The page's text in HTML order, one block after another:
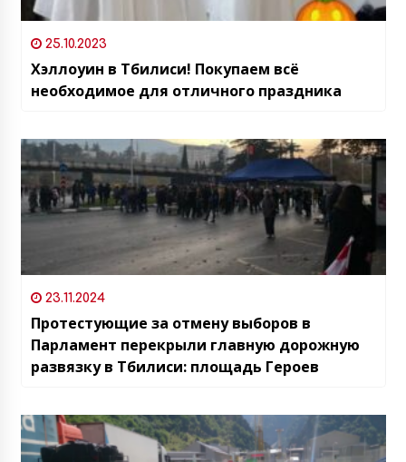
25.10.2023
Хэллоуин в Тбилиси! Покупаем всё
необходимое для отличного праздника
23.11.2024
Протестующие за отмену выборов в
Парламент перекрыли главную дорожную
развязку в Тбилиси: площадь Героев